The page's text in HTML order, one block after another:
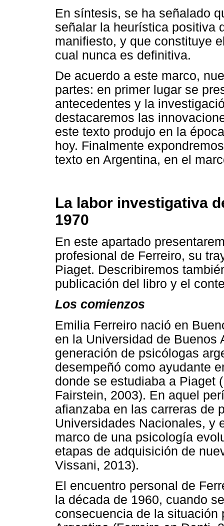
En síntesis, se ha señalado
señalar la heurística positiva
manifiesto, y que constituye
cual nunca es definitiva.
De acuerdo a este marco,
partes: en primer lugar se
antecedentes y la
destacaremos las
este texto produjo en la
hoy. Finalmente
texto en Argentina, en el
La labor investigativa
1970
En este apartado
profesional de Ferreiro, su
Piaget. Describiremos
publicación del libro y el
Los comienzos
Emilia Ferreiro nació en
en la Universidad de Buenos
generación de psicólogas
desempeñó como ayudante
donde se estudiaba a Piaget
Fairstein, 2003). En aquel
afianzaba en las carreras de
Universidades Nacionales, y
marco de una psicología
etapas de adquisición de
Vissani, 2013).
El encuentro personal de
la década de 1960, cuando
consecuencia de la